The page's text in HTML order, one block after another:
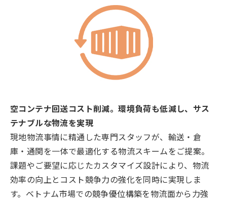
空コンテナ回送コスト削減。環境負荷も低減し、サス
テナブルな物流を実現
現地物流事情に精通した専門スタッフが、輸送・倉
庫・通関を一体で最適化する物流スキームをご提案。
課題やご要望に応じたカスタマイズ設計により、物流
効率の向上とコスト競争力の強化を同時に実現しま
す。ベトナム市場での競争優位構築を物流面から力強